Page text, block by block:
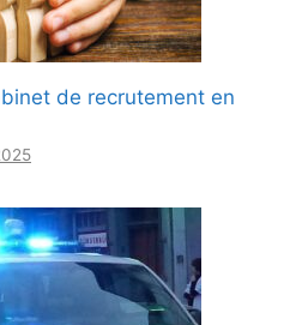
de recrutement en